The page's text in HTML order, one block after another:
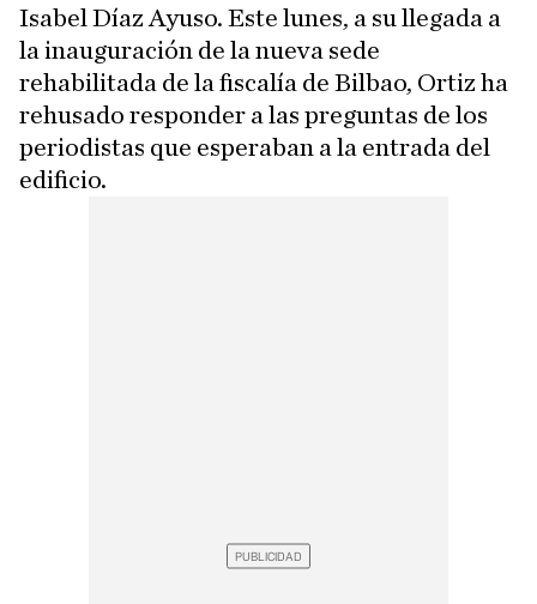
Isabel Díaz Ayuso. Este lunes, a su llegada a
la inauguración de la nueva sede
rehabilitada de la fiscalía de Bilbao, Ortiz ha
rehusado responder a las preguntas de los
periodistas que esperaban a la entrada del
edificio.